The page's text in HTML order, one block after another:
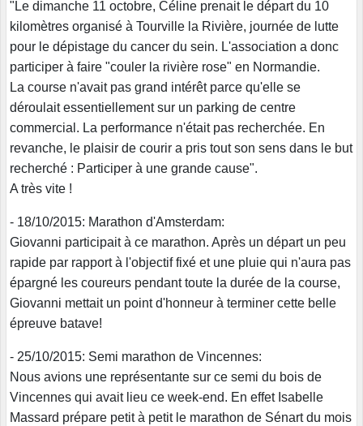
"Le dimanche 11 octobre, Céline prenait le départ du 10
kilomètres organisé à Tourville la Rivière, journée de lutte
pour le dépistage du cancer du sein. L'association a donc
participer à faire "couler la rivière rose" en Normandie.
La course n'avait pas grand intérêt parce qu'elle se
déroulait essentiellement sur un parking de centre
commercial. La performance n'était pas recherchée. En
revanche, le plaisir de courir a pris tout son sens dans le but
recherché : Participer à une grande cause".
A très vite !
- 18/10/2015: Marathon d'Amsterdam:
Giovanni participait à ce marathon. Après un départ un peu
rapide par rapport à l'objectif fixé et une pluie qui n'aura pas
épargné les coureurs pendant toute la durée de la course,
Giovanni mettait un point d'honneur à terminer cette belle
épreuve batave!
- 25/10/2015: Semi marathon de Vincennes:
Nous avions une représentante sur ce semi du bois de
Vincennes qui avait lieu ce week-end. En effet Isabelle
Massard prépare petit à petit le marathon de Sénart du mois